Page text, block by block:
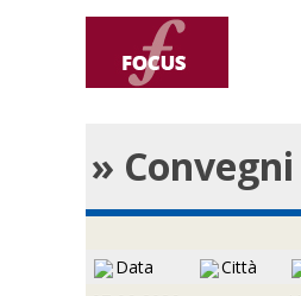
»
Data Città